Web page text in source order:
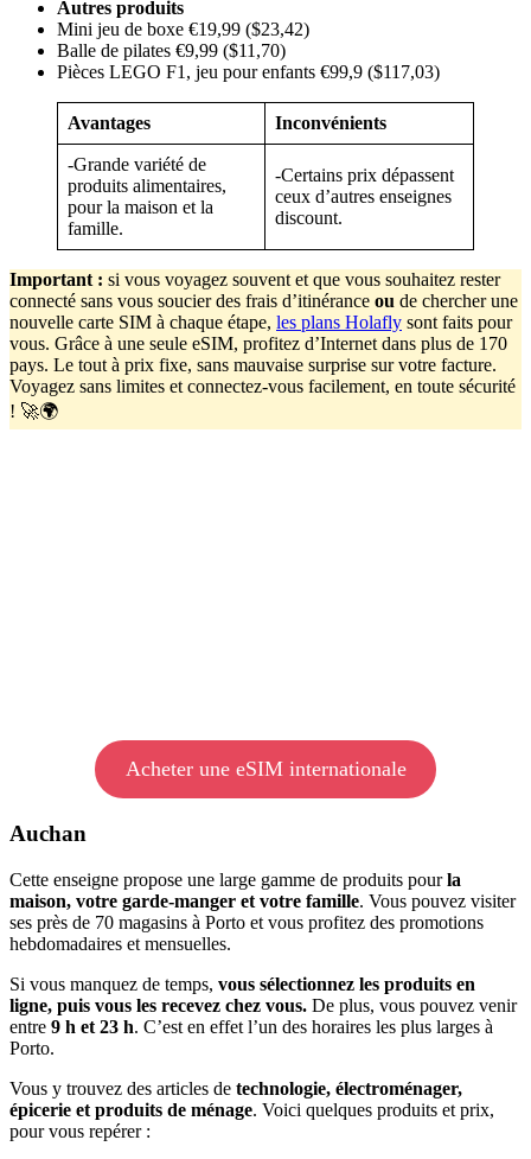
Autres produits
Mini jeu de boxe €19,99 ($23,42)
Balle de pilates €9,99 ($11,70)
Pièces LEGO F1, jeu pour enfants €99,9 ($117,03)
Avantages Inconvénients
-Grande variété de
produits alimentaires,
pour la maison et la
famille.
-Certains prix dépassent
ceux d’autres enseignes
discount.
Important : si vous voyagez souvent et que vous souhaitez rester
connecté sans vous soucier des frais d’itinérance ou de chercher une
nouvelle carte SIM à chaque étape, les plans Holafly sont faits pour
vous. Grâce à une seule eSIM, profitez d’Internet dans plus de 170
pays. Le tout à prix fixe, sans mauvaise surprise sur votre facture.
Voyagez sans limites et connectez-vous facilement, en toute sécurité
! 🚀🌍
Acheter une eSIM internationale
Auchan
Cette enseigne propose une large gamme de produits pourla
maison, votre garde-manger et votre famille. Vous pouvez visiter
ses près de 70 magasins à Porto et vous profitez des promotions
hebdomadaires et mensuelles.
Si vous manquez de temps, vous sélectionnez les produits en
ligne, puis vous les recevez chez vous. De plus, vous pouvez venir
entre 9 h et 23 h. C’est en effet l’un des horaires les plus larges à
Porto.
Vous y trouvez des articles de technologie, électroménager,
épicerie et produits de ménage. Voici quelques produits et prix,
pour vous repérer :